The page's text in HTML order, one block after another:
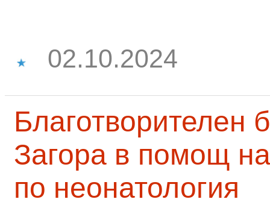
02.10.2024
Благотворителен
Загора в помощ
по неонатология